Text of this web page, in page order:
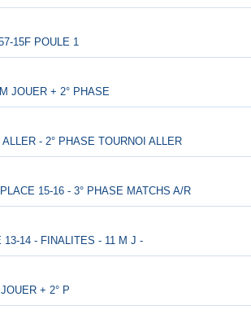
15F POULE 1
JOUER + 2° PHASE
- 2° PHASE TOURNOI ALLER
15-16 - 3° PHASE MATCHS A/R
13-14 - FINALITES - 11 M J -
+ 2° P